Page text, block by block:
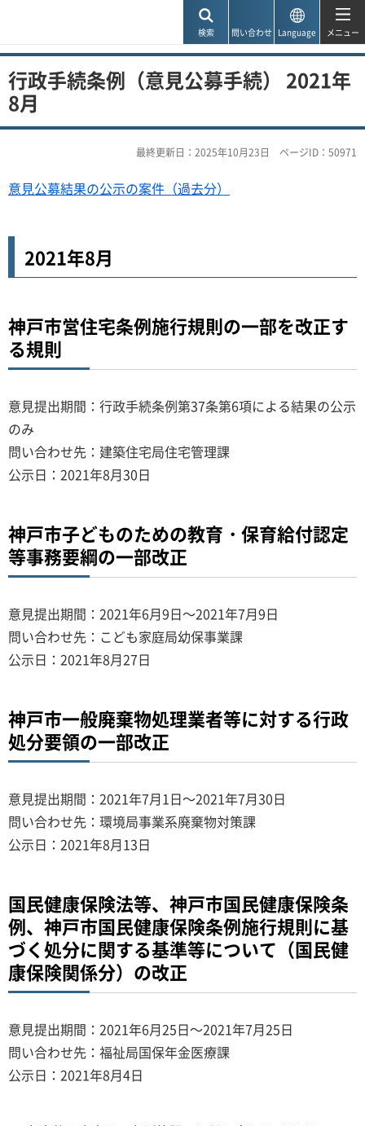
検索 問い合わせ Language メニュー
行政手続条例（意見公募手続） 2021年
8月
最終更新日：2025年10月23日 ページID：50971
意見公募結果の公示の案件（過去分）
2021年8月
神戸市営住宅条例施行規則の一部を改正す
る規則
意見提出期間：行政手続条例第37条第6項による結果の公示
のみ
問い合わせ先：建築住宅局住宅管理課
公示日：2021年8月30日
神戸市子どものための教育・保育給付認定
等事務要綱の一部改正
意見提出期間：2021年6月9日～2021年7月9日
問い合わせ先：こども家庭局幼保事業課
公示日：2021年8月27日
神戸市一般廃棄物処理業者等に対する行政
処分要領の一部改正
意見提出期間：2021年7月1日～2021年7月30日
問い合わせ先：環境局事業系廃棄物対策課
公示日：2021年8月13日
国民健康保険法等、神戸市国民健康保険条
例、神戸市国民健康保険条例施行規則に基
づく処分に関する基準等について（国民健
康保険関係分）の改正
意見提出期間：2021年6月25日～2021年7月25日
問い合わせ先：福祉局国保年金医療課
公示日：2021年8月4日